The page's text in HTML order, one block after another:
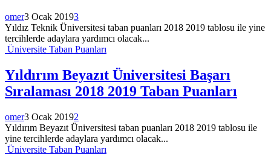
omer3 Ocak 20193
Yıldız Teknik Üniversitesi taban puanları 2018 2019 tablosu ile yine
tercihlerde adaylara yardımcı olacak...
Üniversite Taban Puanları
Yıldırım Beyazıt Üniversitesi Başarı
Sıralaması 2018 2019 Taban Puanları
omer3 Ocak 20192
Yıldırım Beyazıt Üniversitesi taban puanları 2018 2019 tablosu ile
yine tercihlerde adaylara yardımcı olacak...
Üniversite Taban Puanları